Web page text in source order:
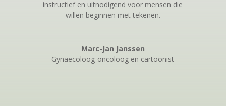
instructief en uitnodigend voor mensen die
willen beginnen met tekenen.
Marc-Jan Janssen
Gynaecoloog-oncoloog en cartoonist